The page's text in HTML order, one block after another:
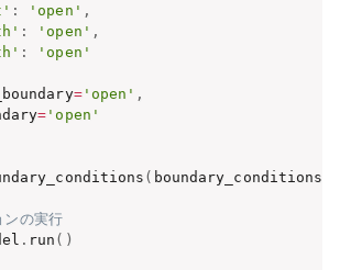
: 'open' ,
: 'open' ,
:
'open'
='open' ,
= 'open'
( boundary_conditions
の実行
. run ( )